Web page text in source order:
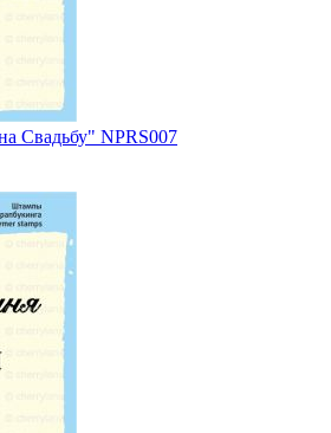
Свадьбу" NPRS007